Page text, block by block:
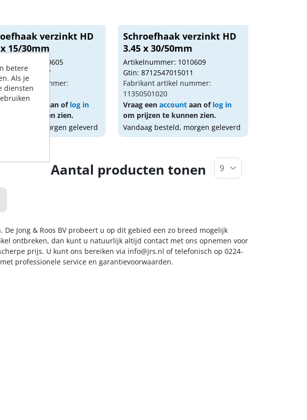
verzinkt HD
15/30mm
1010605
artikel nummer:
een
aan of log in
te kunnen zien.
besteld, morgen geleverd
Schroefhaak verzinkt HD
3.45 x 30/50mm
Artikelnummer: 1010609
Gtin: 8712547015011
Fabrikant artikel nummer:
11350501020
Vraag eenaccount aan of log in
om prijzen te kunnen zien.
Vandaag besteld, morgen geleverd
Aantal producten tonen
Jong & Roos BV probeert u op dit gebied een zo breed mogelijk
ontbreken, dan kunt u natuurlijk altijd contact met ons opnemen voor
prijs. U kunt ons bereiken via info@jrs.nl of telefonisch op 0224-
professionele service en garantievoorwaarden.
betere
Als je
diensten